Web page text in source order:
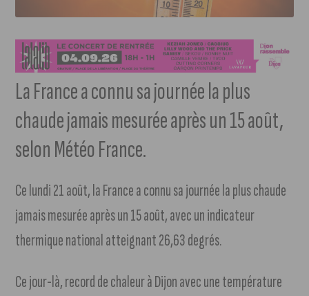
La France a connu sa journée la plus
chaude jamais mesurée après un 15 août,
selon Météo France.
Ce lundi 21 août, la France a connu sa journée la plus chaude
jamais mesurée après un 15 août, avec un indicateur
thermique national atteignant 26,63 degrés.
Ce jour-là, record de chaleur à Dijon avec une température